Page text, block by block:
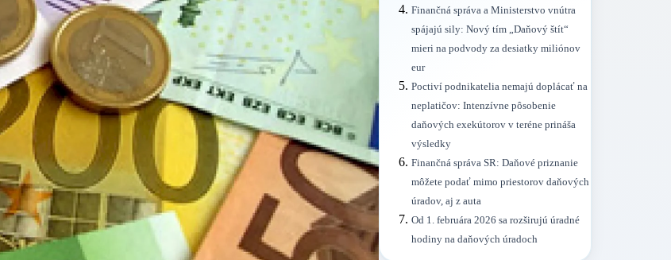
Finančná správa a Ministerstvo vnútra
spájajú sily: Nový tím „Daňový štít“
mieri na podvody za desiatky miliónov
eur
Poctiví podnikatelia nemajú doplácať na
neplatičov: Intenzívne pôsobenie
daňových exekútorov v teréne prináša
výsledky
Finančná správa SR: Daňové priznanie
môžete podať mimo priestorov daňových
úradov, aj z auta
Od 1. februára 2026 sa rozširujú úradné
hodiny na daňových úradoch